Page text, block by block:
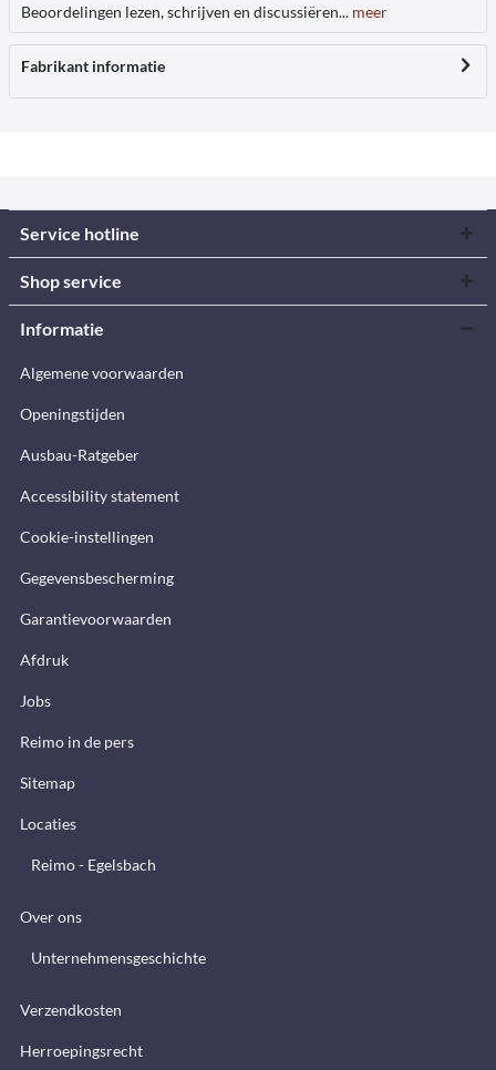
Beoordelingen lezen, schrijven en discussiëren... meer
Fabrikant informatie
Service hotline
Shop service
Informatie
Algemene voorwaarden
Openingstijden
Ausbau-Ratgeber
Accessibility statement
Cookie-instellingen
Gegevensbescherming
Garantievoorwaarden
Afdruk
Jobs
Reimo in de pers
Sitemap
Locaties
Reimo - Egelsbach
Over ons
Unternehmensgeschichte
Verzendkosten
Herroepingsrecht